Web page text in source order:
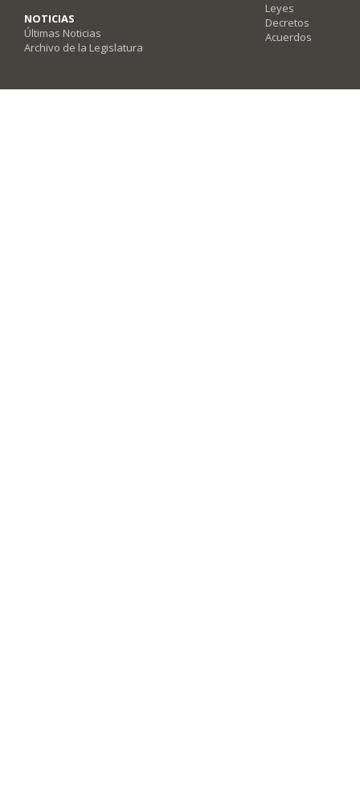
NOTICIAS
Últimas Noticias
Archivo de la Legislatura
Leyes
Decretos
Acuerdos